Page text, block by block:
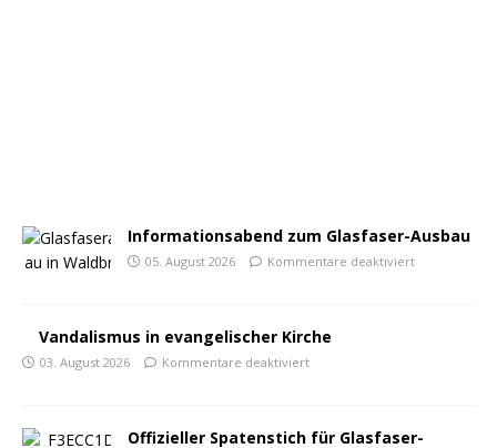
Informationsabend zum Glasfaser-Ausbau
05. August 2026 Kommentare deaktiviert
Vandalismus in evangelischer Kirche
03. August 2026 Kommentare deaktiviert
Offizieller Spatenstich für Glasfaser-